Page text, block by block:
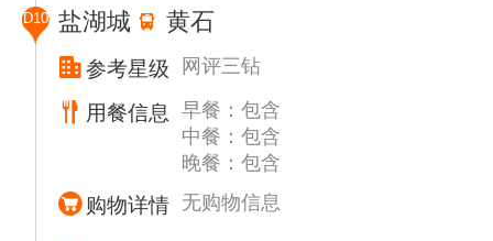
得更干旱，景观与大峡谷相似。
如果火车没有晚点，将于23点左右抵达此行火
车之旅的终点站——盐湖城。
出站后前往酒店入住休息。
D10 盐湖城 黄石
参考星级 网评三钻
用餐信息
早餐：包含
中餐：包含
晚餐：包含
购物详情 无购物信息